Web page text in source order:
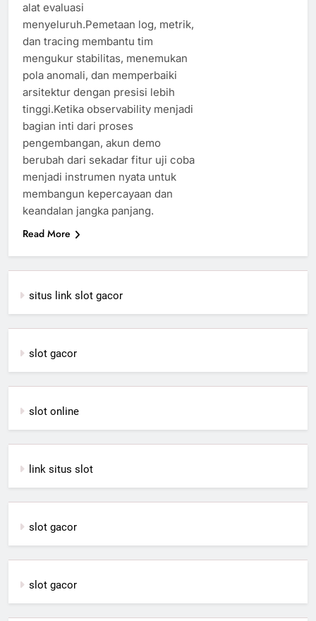
alat evaluasi
menyeluruh.Pemetaan log, metrik,
dan tracing membantu tim
mengukur stabilitas, menemukan
pola anomali, dan memperbaiki
arsitektur dengan presisi lebih
tinggi.Ketika observability menjadi
bagian inti dari proses
pengembangan, akun demo
berubah dari sekadar fitur uji coba
menjadi instrumen nyata untuk
membangun kepercayaan dan
keandalan jangka panjang.
Read More
situs link slot gacor
slot gacor
slot online
link situs slot
slot gacor
slot gacor